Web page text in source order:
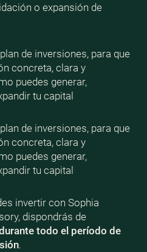
o expansión de
de inversiones, para que
concreta, clara y
puedes generar,
tu capital
de inversiones, para que
concreta, clara y
puedes generar,
tu capital
invertir con Sophia
dispondrás de
todo el período de
.